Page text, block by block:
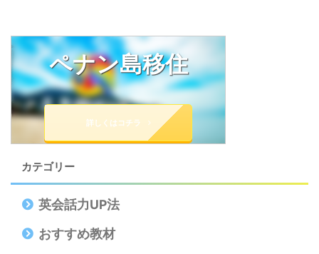
ペナン島移住
詳しくはコチラ
カテゴリー
英会話力UP法
おすすめ教材